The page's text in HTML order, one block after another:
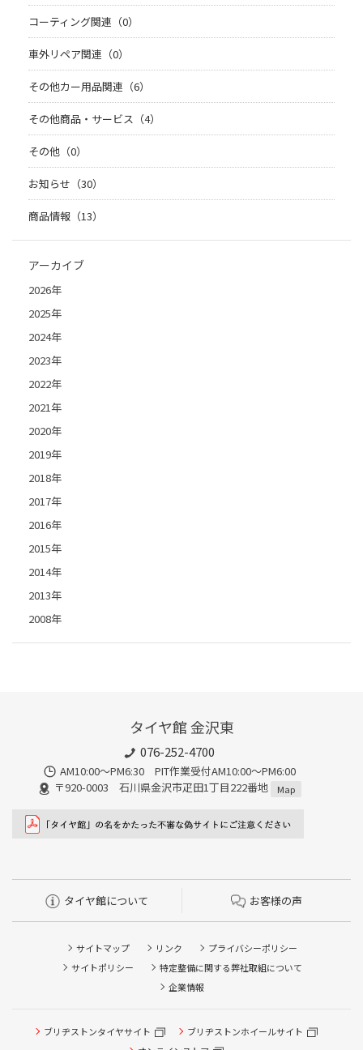
コーティング関連（0）
車外リペア関連（0）
その他カー用品関連（6）
その他商品・サービス（4）
その他（0）
お知らせ（30）
商品情報（13）
アーカイブ
2026年
2025年
2024年
2023年
2022年
2021年
2020年
2019年
2018年
2017年
2016年
2015年
2014年
2013年
2008年
タイヤ館 金沢東
076-252-4700
AM10:00～PM6:30 PIT作業受付AM10:00～PM6:00
〒920-0003 石川県金沢市疋田1丁目222番地
Map
タイヤ館について お客様の声
サイトマップ リンク
プライバシーポリシー
サイトポリシー
特定整備に関する弊社取組について
企業情報
ブリヂストンタイヤサイト
ブリヂストンホイールサイト